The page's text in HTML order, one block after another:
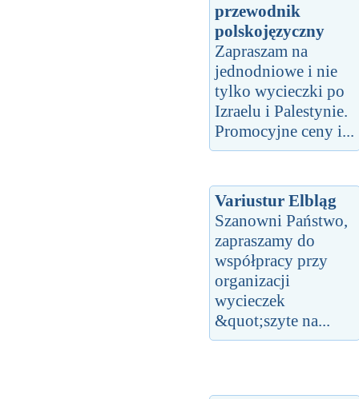
przewodnik
polskojęzyczny
Zapraszam na
jednodniowe i nie
tylko wycieczki po
Izraelu i Palestynie.
Promocyjne ceny i...
Variustur Elbląg
Szanowni Państwo,
zapraszamy do
współpracy przy
organizacji
wycieczek
&quot;szyte na...